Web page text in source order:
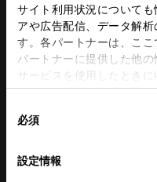
サイト利用状況について
アや広告配信、データ解
す。各パートナーは、こ
パートナーに提供した他
サービスを使用したとき
使用することがあります
デバイスにすべての
意したことになります。
必須
設定情報
営業日カレンダー